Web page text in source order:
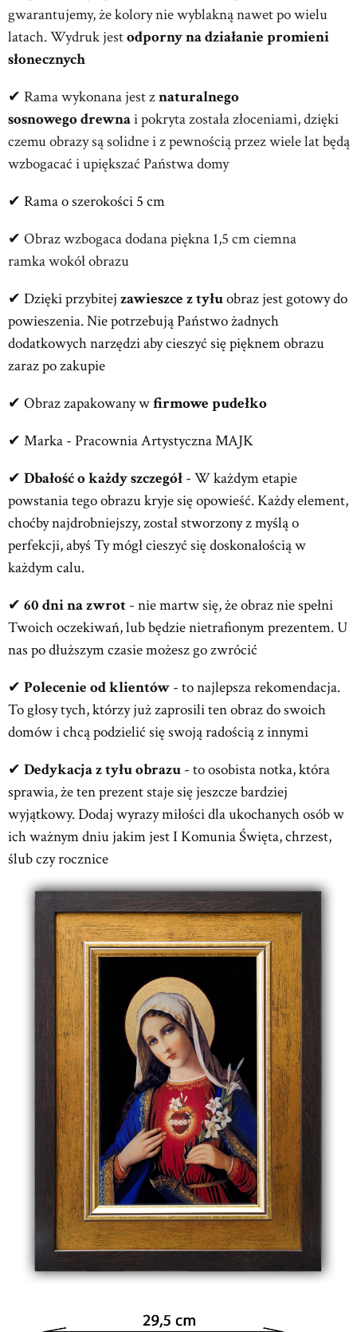
gwarantujemy, że kolory nie wyblakną nawet po wielu
latach. Wydruk jestodporny na działanie promieni
słonecznych
✔ Rama wykonana jest znaturalnego
sosnowegodrewnai pokryta została złoceniami, dzięki
czemu obrazy są solidne i z pewnością przez wiele lat będą
wzbogacać i upiększać Państwa domy
✔ Rama o szerokości 5 cm
✔ Obraz wzbogaca dodana piękna 1,5 cm ciemna
ramkawokół obrazu
✔ Dzięki przybitej zawieszce z tyłuobraz jest gotowy do
powieszenia. Nie potrzebują Państwo żadnych
dodatkowych narzędzi aby cieszyć się pięknem obrazu
zaraz po zakupie
✔ Obraz zapakowany wfirmowe pudełko
✔ Marka - Pracownia Artystyczna MAJK
✔ Dbałość o każdy szczegół- W każdym etapie
powstania tego obrazu kryje się opowieść. Każdy element,
choćby najdrobniejszy, został stworzony z myślą o
perfekcji, abyś Ty mógł cieszyć się doskonałością w
każdym calu.
✔ 60 dni na zwrot- nie martw się, że obraz nie spełni
Twoich oczekiwań, lub będzie nietrafionym prezentem. U
nas po dłuższym czasie możesz go zwrócić
✔ Polecenie od klientów- to najlepsza rekomendacja.
To głosy tych, którzy już zaprosili ten obraz do swoich
domów i chcą podzielić się swoją radością z innymi
✔ Dedykacja z tyłu obrazu - to osobista notka, która
sprawia, że ten prezent staje się jeszcze bardziej
wyjątkowy. Dodaj wyrazy miłości dla ukochanych osób w
ich ważnym dniu jakim jest I Komunia Święta, chrzest,
ślub czy rocznice